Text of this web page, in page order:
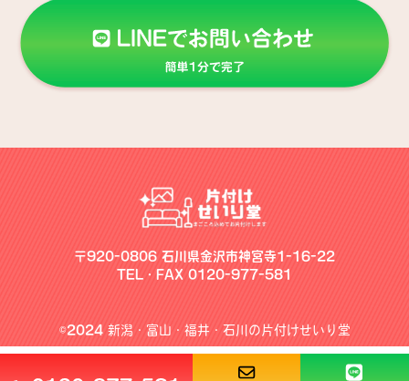
〒920-0806 石川県金沢市神宮寺1-16-22
TEL・FAX 0120-977-581
©2024 新潟・富山・福井・石川の片付けせいり堂